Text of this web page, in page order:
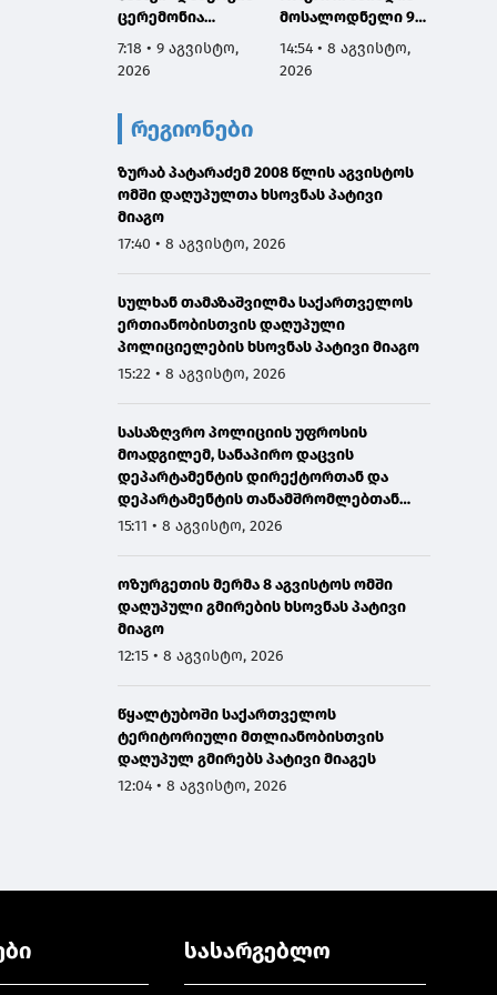
ცერემონია
გაიმართა
7:18 • 9 აგვისტო,
2026
მოსალოდნელი 9-
11 აგვისტოს
საქართველოში
14:54 • 8 აგვისტო,
2026
რეგიონები
ზურაბ პატარაძემ 2008 წლის აგვისტოს
ომში დაღუპულთა ხსოვნას პატივი
მიაგო
17:40 • 8 აგვისტო, 2026
სულხან თამაზაშვილმა საქართველოს
ერთიანობისთვის დაღუპული
პოლიციელების ხსოვნას პატივი მიაგო
15:22 • 8 აგვისტო, 2026
სასაზღვრო პოლიციის უფროსის
მოადგილემ, სანაპირო დაცვის
დეპარტამენტის დირექტორთან და
დეპარტამენტის თანამშრომლებთან
ერთად სანაპირო დაცვის ფოთის ბაზაზე
15:11 • 8 აგვისტო, 2026
ოზურგეთის მერმა 8 აგვისტოს ომში
დაღუპული გმირების ხსოვნას პატივი
მიაგო
12:15 • 8 აგვისტო, 2026
წყალტუბოში საქართველოს
ტერიტორიული მთლიანობისთვის
დაღუპულ გმირებს პატივი მიაგეს
12:04 • 8 აგვისტო, 2026
სასარგებლო